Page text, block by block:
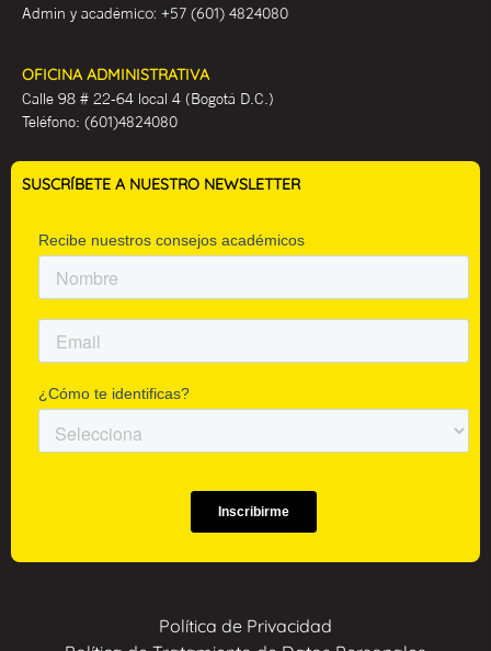
Admin y académico: +57 (601) 4824080
OFICINA ADMINISTRATIVA
Calle 98 # 22-64 local 4 (Bogotá D.C.)
Teléfono: (601)4824080
SUSCRÍBETE A NUESTRO NEWSLETTER
Política de Privacidad